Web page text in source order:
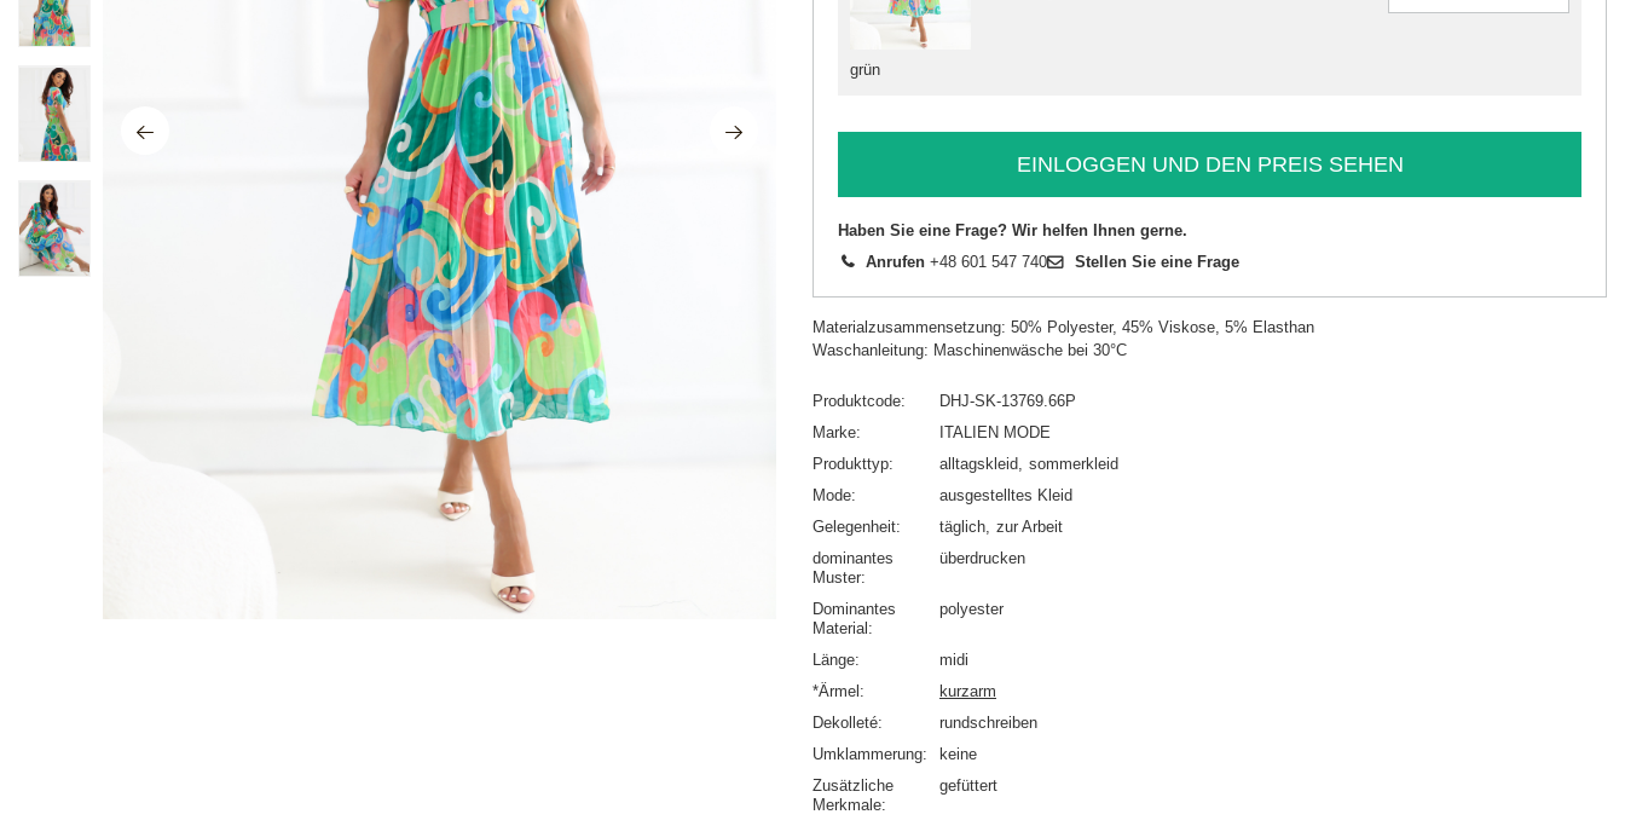
grün
EINLOGGEN UND DEN PREIS SEHEN
Haben Sie eine Frage? Wir helfen Ihnen gerne.
Anrufen +48 601 547 740 Stellen Sie eine Frage
Materialzusammensetzung: 50% Polyester, 45% Viskose, 5% Elasthan
Waschanleitung: Maschinenwäsche bei 30°C
Produktcode
DHJ-SK-13769.66P
Marke
ITALIEN MODE
Produkttyp
alltagskleid
sommerkleid
Mode
ausgestelltes Kleid
Gelegenheit
täglich zur Arbeit
dominantes
Muster
überdrucken
Dominantes
Material
polyester
Länge
midi
*Ärmel
kurzarm
Dekolleté
rundschreiben
Umklammerung
keine
Zusätzliche
Merkmale
gefüttert